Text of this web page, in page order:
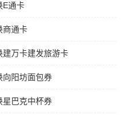
E通卡
商通卡
建万卡建发旅游卡
向阳坊面包券
星巴克中杯券